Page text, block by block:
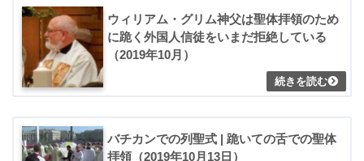
ウィリアム・グリム神父は聖体拝領のため
に跪く外国人信徒をいまだ拒絶している
（2019年10月）
バチカンでの列聖式 | 跪いての舌での聖体
拝領（2019年10月13日）